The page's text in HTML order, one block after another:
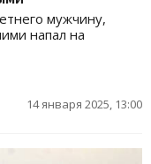
мужчину,
напал на
14 января 2025, 13:00